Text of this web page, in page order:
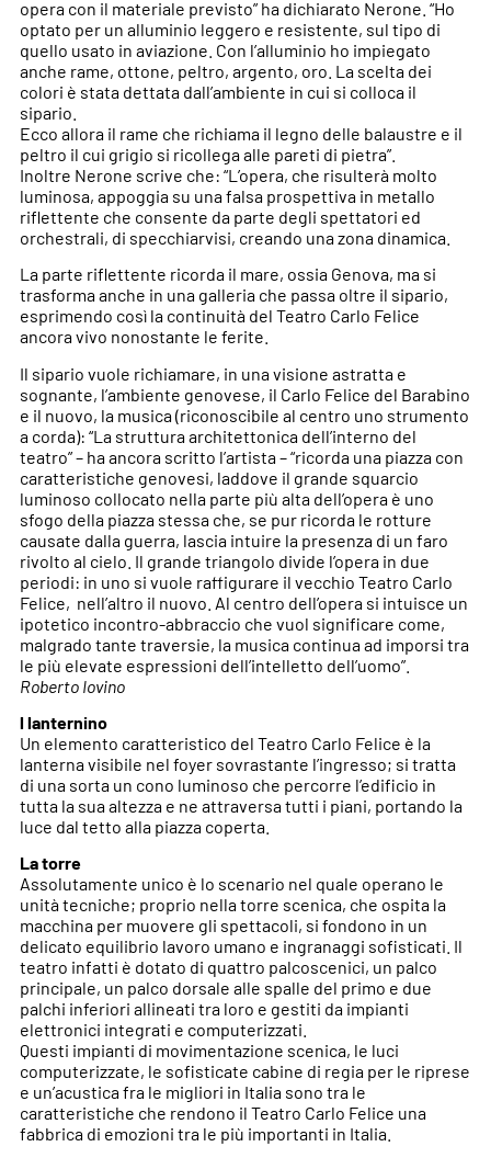
opera con il materiale previsto” ha dichiarato Nerone. “Ho
optato per un alluminio leggero e resistente, sul tipo di
quello usato in aviazione. Con l’alluminio ho impiegato
anche rame, ottone, peltro, argento, oro. La scelta dei
colori è stata dettata dall’ambiente in cui si colloca il
sipario.
Ecco allora il rame che richiama il legno delle balaustre e il
peltro il cui grigio si ricollega alle pareti di pietra”.
Inoltre Nerone scrive che: “L’opera, che risulterà molto
luminosa, appoggia su una falsa prospettiva in metallo
riflettente che consente da parte degli spettatori ed
orchestrali, di specchiarvisi, creando una zona dinamica.
La parte riflettente ricorda il mare, ossia Genova, ma si
trasforma anche in una galleria che passa oltre il sipario,
esprimendo così la continuità del Teatro Carlo Felice
ancora vivo nonostante le ferite.
Il sipario vuole richiamare, in una visione astratta e
sognante, l’ambiente genovese, il Carlo Felice del Barabino
e il nuovo, la musica (riconoscibile al centro uno strumento
a corda): “La struttura architettonica dell’interno del
teatro” – ha ancora scritto l’artista – “ricorda una piazza con
caratteristiche genovesi, laddove il grande squarcio
luminoso collocato nella parte più alta dell’opera è uno
sfogo della piazza stessa che, se pur ricorda le rotture
causate dalla guerra, lascia intuire la presenza di un faro
rivolto al cielo. Il grande triangolo divide l’opera in due
periodi: in uno si vuole raffigurare il vecchio Teatro Carlo
Felice, nell’altro il nuovo. Al centro dell’opera si intuisce un
ipotetico incontro-abbraccio che vuol significare come,
malgrado tante traversie, la musica continua ad imporsi tra
le più elevate espressioni dell’intelletto dell’uomo”.
Roberto Iovino
l lanternino
Un elemento caratteristico del Teatro Carlo Felice è la
lanterna visibile nel foyer sovrastante l’ingresso; si tratta
di una sorta un cono luminoso che percorre l’edificio in
tutta la sua altezza e ne attraversa tutti i piani, portando la
luce dal tetto alla piazza coperta.
La torre
Assolutamente unico è lo scenario nel quale operano le
unità tecniche; proprio nella torre scenica, che ospita la
macchina per muovere gli spettacoli, si fondono in un
delicato equilibrio lavoro umano e ingranaggi sofisticati. Il
teatro infatti è dotato di quattro palcoscenici, un palco
principale, un palco dorsale alle spalle del primo e due
palchi inferiori allineati tra loro e gestiti da impianti
elettronici integrati e computerizzati.
Questi impianti di movimentazione scenica, le luci
computerizzate, le sofisticate cabine di regia per le riprese
e un’acustica fra le migliori in Italia sono tra le
caratteristiche che rendono il Teatro Carlo Felice una
fabbrica di emozioni tra le più importanti in Italia.